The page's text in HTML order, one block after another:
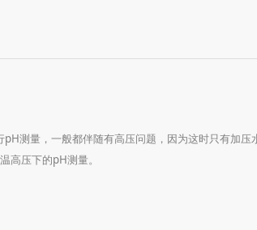
测量，一般都伴随有高压问题，因为这时只有加压
高压下的pH测量。